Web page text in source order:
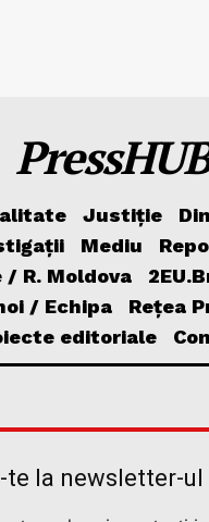
PressHUB
Justiție
Mediu
/ R. Moldova
/ Echipa
Rețea
editoriale
te la newsletter-ul